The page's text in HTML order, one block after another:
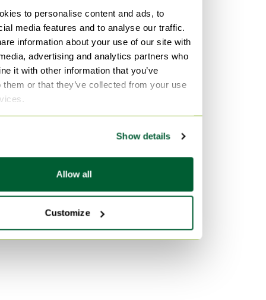
to personalise content and ads, to
media features and to analyse our traffic.
information about your use of our site with
advertising and analytics partners who
it with other information that you’ve
them or that they’ve collected from your use
Show details
Allow all
Customize
Por material
Biopolímero y otros
materiales sostenibles Libros
de arte
Hierro Libros de arte
Papel Libros de arte